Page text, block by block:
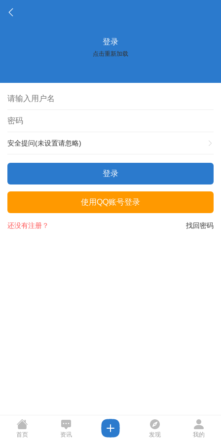
登录
点击重新加载
安全提问(未设置请忽略)
登录
使用QQ账号登录
找回密码
还没有注册？
首页 资讯 发现 我的